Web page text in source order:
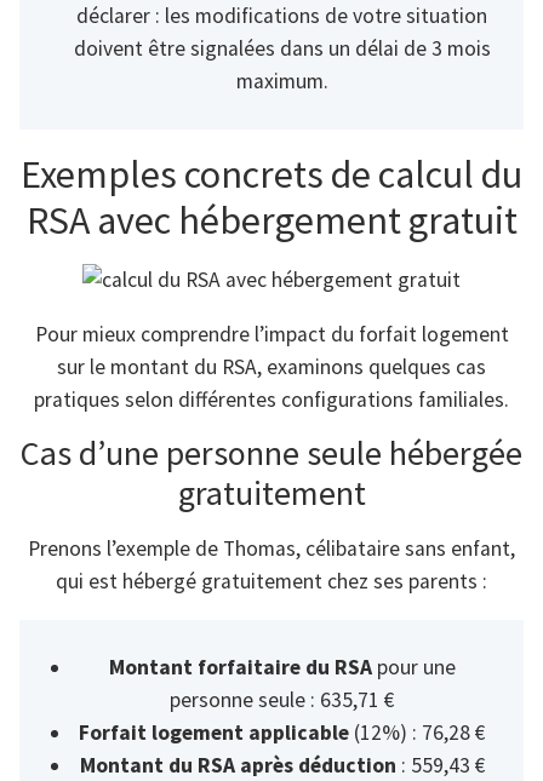
déclarer : les modifications de votre situation
doivent être signalées dans un délai de 3 mois
maximum.
Exemples concrets de calcul du
RSA avec hébergement gratuit
Pour mieux comprendre l’impact du forfait logement
sur le montant du RSA, examinons quelques cas
pratiques selon différentes configurations familiales.
Cas d’une personne seule hébergée
gratuitement
Prenons l’exemple de Thomas, célibataire sans enfant,
qui est hébergé gratuitement chez ses parents :
Montant forfaitaire du RSApour une
personne seule : 635,71 €
Forfait logement applicable (12%) : 76,28 €
Montant du RSA après déduction : 559,43 €